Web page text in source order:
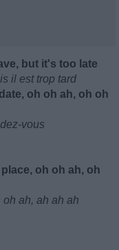
but it's too late
il est trop tard
oh oh ah, oh oh
vous
oh oh ah, oh
ah, ah ah ah